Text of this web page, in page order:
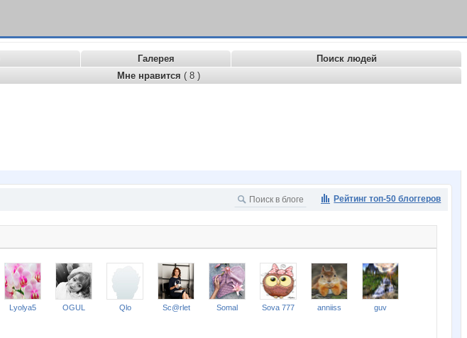
Галерея
Поиск людей
Мне нравится ( 8 )
Рейтинг топ-50 блоггеров
Lyolya5 OGUL Qlo Sc@rlet Somal Sova 777 anniiss guv